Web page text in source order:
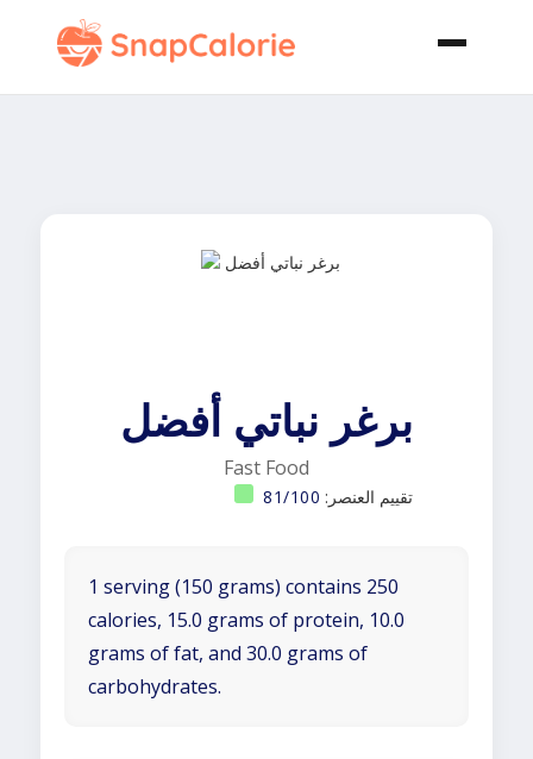
برغر نباتي أفضل
Fast Food
تقييم العنصر: 81/100
1 serving (150 grams) contains 250
calories, 15.0 grams of protein, 10.0
grams of fat, and 30.0 grams of
carbohydrates.